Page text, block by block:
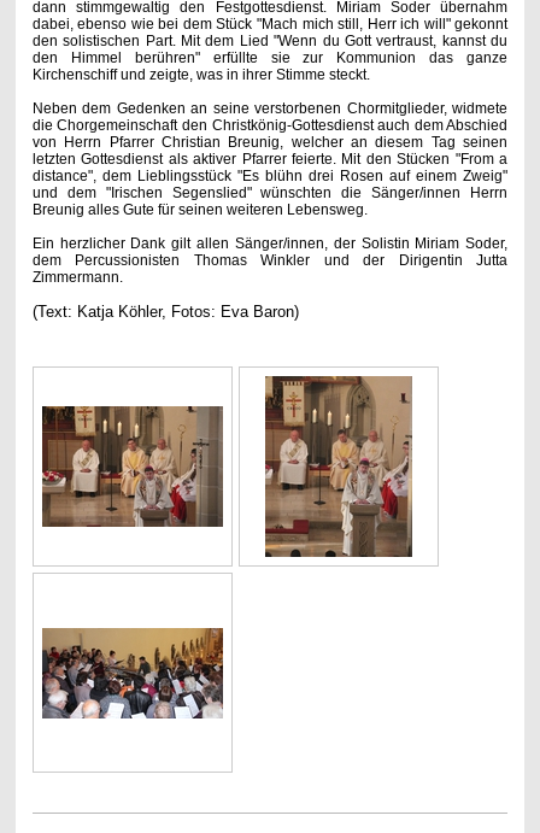
dann stimmgewaltig den Festgottesdienst. Miriam Soder übernahm
dabei, ebenso wie bei dem Stück "Mach mich still, Herr ich will" gekonnt
den solistischen Part. Mit dem Lied "Wenn du Gott vertraust, kannst du
den Himmel berühren" erfüllte sie zur Kommunion das ganze
Kirchenschiff und zeigte, was in ihrer Stimme steckt.
Neben dem Gedenken an seine verstorbenen Chormitglieder, widmete
die Chorgemeinschaft den Christkönig-Gottesdienst auch dem Abschied
von Herrn Pfarrer Christian Breunig, welcher an diesem Tag seinen
letzten Gottesdienst als aktiver Pfarrer feierte. Mit den Stücken "From a
distance", dem Lieblingsstück "Es blühn drei Rosen auf einem Zweig"
und dem "Irischen Segenslied" wünschten die Sänger/innen Herrn
Breunig alles Gute für seinen weiteren Lebensweg.
Ein herzlicher Dank gilt allen Sänger/innen, der Solistin Miriam Soder,
dem Percussionisten Thomas Winkler und der Dirigentin Jutta
Zimmermann.
(Text: Katja Köhler, Fotos: Eva Baron)